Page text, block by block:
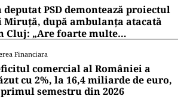
deputat PSD demontează proiectul
Miruță, după ambulanța atacată
Cluj: „Are foarte multe
Financiara
comercial al României a
cu 2%, la 16,4 miliarde de euro,
semestru din 2026